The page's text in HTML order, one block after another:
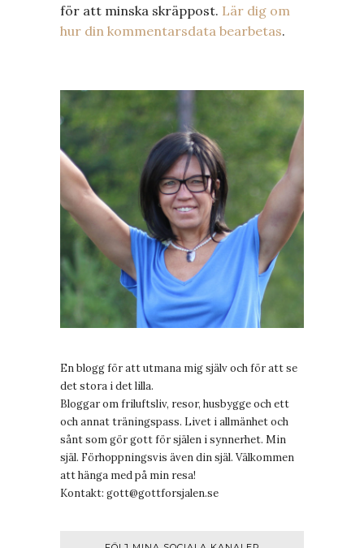
för att minska skräppost. Lär dig om
hur din kommentarsdata bearbetas.
En blogg för att utmana mig själv och för att se
det stora i det lilla.
Bloggar om friluftsliv, resor, husbygge och ett
och annat träningspass. Livet i allmänhet och
sånt som gör gott för själen i synnerhet. Min
själ. Förhoppningsvis även din själ. Välkommen
att hänga med på min resa!
Kontakt: gott@gottforsjalen.se